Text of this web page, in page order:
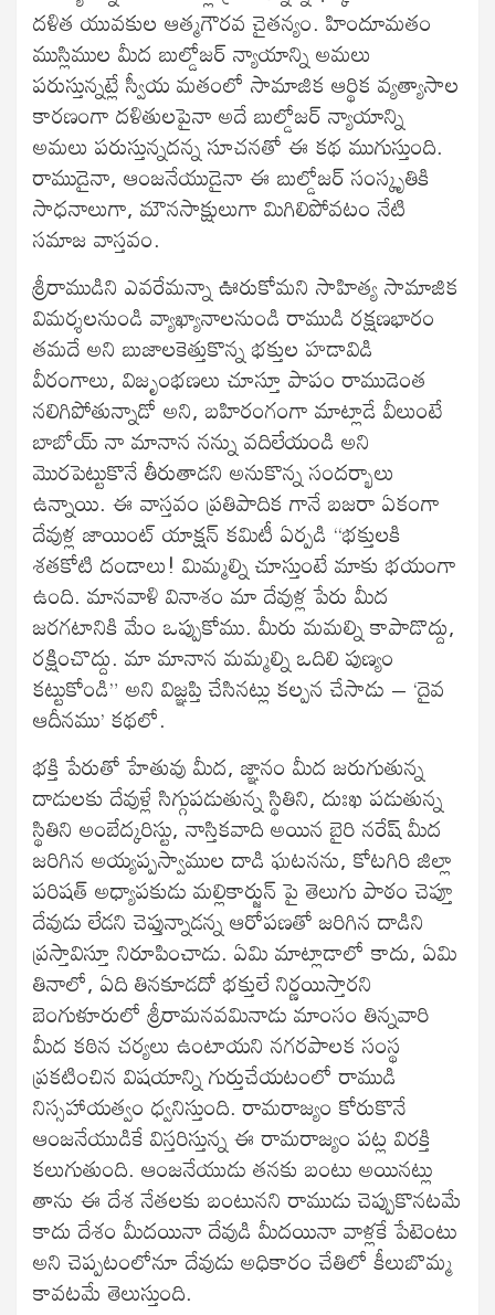
దళిత యువకుల ఆత్మగౌరవ చైతన్యం. హిందూమతం
ముస్లిముల మీద బుల్డోజర్ న్యాయాన్ని అమలు
పరుస్తున్నట్లే స్వీయ మతంలో సామాజిక ఆర్థిక వ్యత్యాసాల
కారణంగా దళితులపైనా అదే బుల్డోజర్ న్యాయాన్ని
అమలు పరుస్తున్నదన్న సూచనతో ఈ కథ ముగుస్తుంది.
రాముడైనా, ఆంజనేయుడైనా ఈ బుల్డోజర్ సంస్కృతికి
సాధనాలుగా, మౌనసాక్షులుగా మిగిలిపోవటం నేటి
సమాజ వాస్తవం.
శ్రీరాముడిని ఎవరేమన్నా ఊరుకోమని సాహిత్య సామాజిక
విమర్శలనుండి వ్యాఖ్యానాలనుండి రాముడి రక్షణభారం
తమదే అని బుజాలకెత్తుకొన్న భక్తుల హడావిడి
వీరంగాలు, విజృంభణలు చూస్తూ పాపం రాముడెంత
నలిగిపోతున్నాడో అని, బహిరంగంగా మాట్లాడే వీలుంటే
బాబోయ్ నా మానాన నన్ను వదిలేయండి అని
మొరపెట్టుకొనే తీరుతాడని అనుకొన్న సందర్భాలు
ఉన్నాయి. ఈ వాస్తవం ప్రతిపాదిక గానే బజరా ఏకంగా
దేవుళ్ల జాయింట్ యాక్షన్ కమిటీ ఏర్పడి “భక్తులకి
శతకోటి దండాలు! మిమ్మల్ని చూస్తుంటే మాకు భయంగా
ఉంది. మానవాళి వినాశం మా దేవుళ్ల పేరు మీద
జరగటానికి మేం ఒప్పుకోము. మీరు మమల్ని కాపాడొద్దు,
రక్షించొద్దు. మా మానాన మమ్మల్ని ఒదిలి పుణ్యం
కట్టుకోండి” అని విజ్ఞప్తి చేసినట్లు కల్పన చేసాడు – ‘దైవ
ఆదీనము’ కథలో.
భక్తి పేరుతో హేతువు మీద, జ్ఞానం మీద జరుగుతున్న
దాడులకు దేవుళ్లే సిగ్గుపడుతున్న స్థితిని, దుఃఖ పడుతున్న
స్థితిని అంబేద్కరిస్టు, నాస్తికవాది అయిన బైరి నరేష్ మీద
జరిగిన అయ్యప్పస్వాముల దాడి ఘటనను, కోటగిరి జిల్లా
పరిషత్ అధ్యాపకుడు మల్లికార్జున్ పై తెలుగు పాఠం చెప్తూ
దేవుడు లేడని చెప్తున్నాడన్న ఆరోపణతో జరిగిన దాడిని
ప్రస్తావిస్తూ నిరూపించాడు. ఏమి మాట్లాడాలో కాదు, ఏమి
తినాలో, ఏది తినకూడదో భక్తులే నిర్ణయిస్తారని
బెంగుళూరులో శ్రీరామనవమినాడు మాంసం తిన్నవారి
మీద కఠిన చర్యలు ఉంటాయని నగరపాలక సంస్థ
ప్రకటించిన విషయాన్ని గుర్తుచేయటంలో రాముడి
నిస్సహాయత్వం ధ్వనిస్తుంది. రామరాజ్యం కోరుకొనే
ఆంజనేయుడికే విస్తరిస్తున్న ఈ రామరాజ్యం పట్ల విరక్తి
కలుగుతుంది. ఆంజనేయుడు తనకు బంటు అయినట్లు
తాను ఈ దేశ నేతలకు బంటునని రాముడు చెప్పుకొనటమే
కాదు దేశం మీదయినా దేవుడి మీదయినా వాళ్లకే పేటెంటు
అని చెప్పటంలోనూ దేవుడు అధికారం చేతిలో కీలుబొమ్మ
కావటమే తెలుస్తుంది.